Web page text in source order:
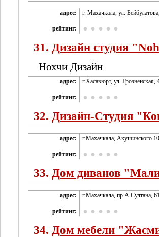
адрес: г. Махачкала, ул.
рейтинг:
31. Дизайн студия
Нохчи Дизайн
адрес: г.Хасавюрт, ул. Грозненская,
рейтинг:
32. Дизайн-Студия
адрес: г.Махачкала, Акушинского
рейтинг:
33. Дом диванов
адрес: г.Махачкала, пр.А.Султана,
рейтинг:
34. Дом мебели